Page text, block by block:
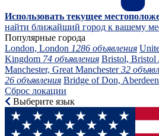
Использовать текущее
найти ближайший город к вашему
Популярные города
London, London 1286 объявления
Kingdom 74 объявления Bristol, Bristol
Manchester, Great Manchester32
26 объявления Bridge of Don,
Сброс локации
Выберите язык